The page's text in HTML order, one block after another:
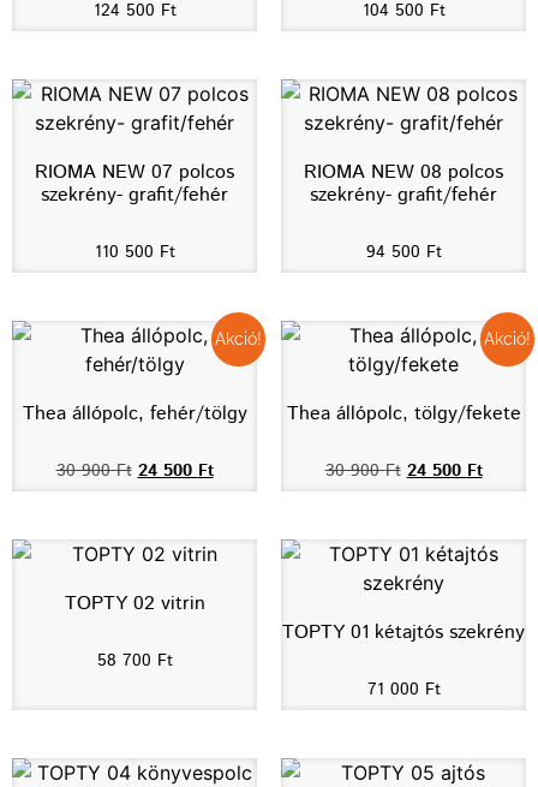
124 500 Ft 104 500 Ft
RIOMA NEW 07 polcos
szekrény- grafit/fehér
110 500 Ft
RIOMA NEW 08 polcos
szekrény- grafit/fehér
94 500 Ft
Akció!
Thea állópolc, fehér/tölgy
30 900Ft 24 500Ft
Akció!
Thea állópolc, tölgy/fekete
30 900Ft 24 500Ft
TOPTY 02 vitrin
58 700 Ft
TOPTY 01 kétajtós szekrény
71 000 Ft